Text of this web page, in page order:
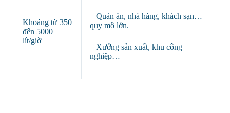
Khoảng từ 350
đến 5000
lít/giờ
– Quán ăn, nhà hàng, khách sạn…
quy mô lớn.
– Xưởng sản xuất, khu công
nghiệp…